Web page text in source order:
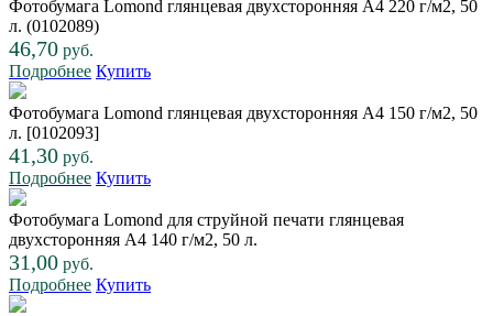
Фотобумага Lomond глянцевая двухсторонняя A4 220 г/м2, 50
л. (0102089)
46,70 руб.
Подробнее Купить
Фотобумага Lomond глянцевая двухсторонняя A4 150 г/м2, 50
л. [0102093]
41,30 руб.
Подробнее Купить
Фотобумага Lomond для струйной печати глянцевая
двухсторонняя A4 140 г/м2, 50 л.
31,00 руб.
Подробнее Купить